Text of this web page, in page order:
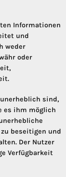
Informationen
und
weder
oder
sind,
es ihm möglich
beseitigen und
Der Nutzer
Verfügbarkeit